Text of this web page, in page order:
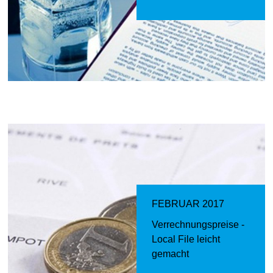
FEBRUAR 2017
Verrechnungspreise -
Local File leicht
gemacht